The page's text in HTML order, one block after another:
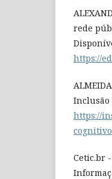
rede
https://
Inclusão
https://
Cetic.br